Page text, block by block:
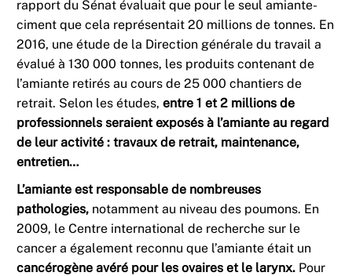
rapport du Sénat évaluait que pour le seul amiante-
ciment que cela représentait 20 millions de tonnes. En
2016, une étude de la Direction générale du travail a
évalué à 130 000 tonnes, les produits contenant de
l’amiante retirés au cours de 25 000 chantiers de
retrait. Selon les études, entre 1 et 2 millions de
professionnels seraient exposés à l’amiante au regard
de leur activité : travaux de retrait, maintenance,
entretien…
L’amiante est responsable de nombreuses
pathologies, notamment au niveau des poumons. En
2009, le Centre international de recherche sur le
cancer a également reconnu que l’amiante était un
cancérogène avéré pour les ovaires et le larynx. Pour